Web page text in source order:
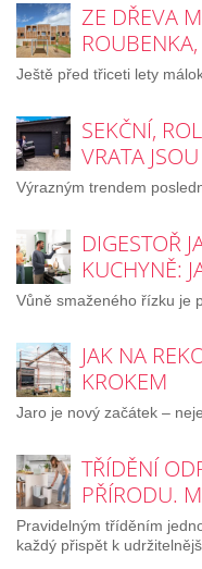
ZE DŘEVA
Ještě před třiceti lety
SEKČNÍ,
VRATA
Výrazným trendem
DIGESTOŘ
KUCHYNĚ:
Vůně smaženého řízku je
JAK NA
KROKEM
Jaro je nový začátek –
TŘÍDĚNÍ
PŘÍRODU.
Pravidelným tříděním
každý přispět k